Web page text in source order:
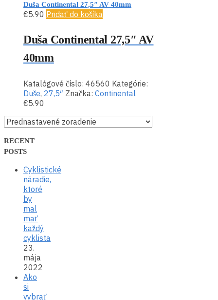
Duša Continental 27,5″ AV 40mm
€5.90 Pridať do košíka
Duša Continental 27,5″ AV
40mm
Katalógové číslo: 46560 Kategórie:
Duše, 27,5″ Značka: Continental
€5.90
RECENT
POSTS
Cyklistické
náradie,
ktoré
by
mal
mať
každý
cyklista
23.
mája
2022
Ako
si
vybrať